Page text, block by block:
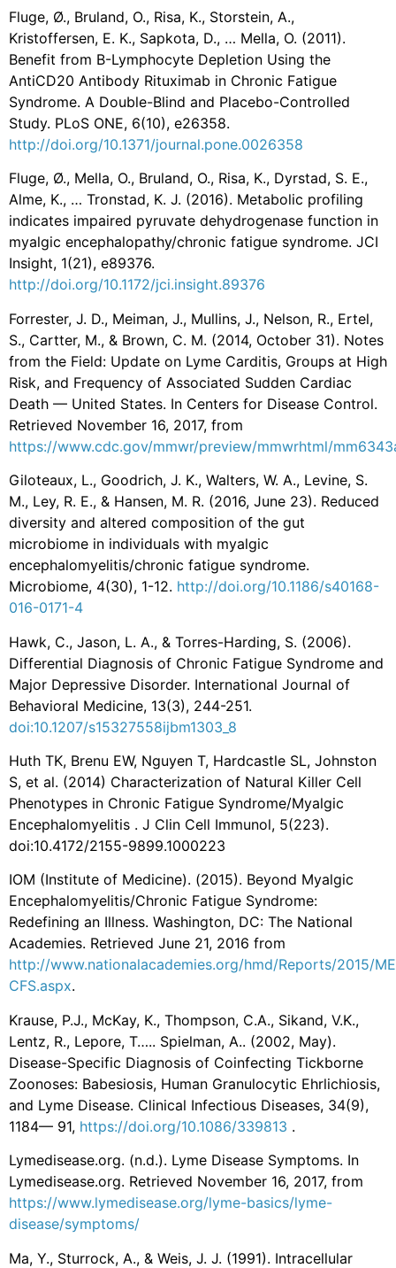
Fluge, Ø., Bruland, O., Risa, K., Storstein, A.,
Kristoffersen, E. K., Sapkota, D., … Mella, O. (2011).
Benefit from B-Lymphocyte Depletion Using the
AntiCD20 Antibody Rituximab in Chronic Fatigue
Syndrome. A Double-Blind and Placebo-Controlled
Study. PLoS ONE, 6(10), e26358.
http://doi.org/10.1371/journal.pone.0026358
Fluge, Ø., Mella, O., Bruland, O., Risa, K., Dyrstad, S. E.,
Alme, K., … Tronstad, K. J. (2016). Metabolic profiling
indicates impaired pyruvate dehydrogenase function in
myalgic encephalopathy/chronic fatigue syndrome. JCI
Insight, 1(21), e89376.
http://doi.org/10.1172/jci.insight.89376
Forrester, J. D., Meiman, J., Mullins, J., Nelson, R., Ertel,
S., Cartter, M., & Brown, C. M. (2014, October 31). Notes
from the Field: Update on Lyme Carditis, Groups at High
Risk, and Frequency of Associated Sudden Cardiac
Death — United States. In Centers for Disease Control.
Retrieved November 16, 2017, from
https://www.cdc.gov/mmwr/preview/mmwrhtml/
Giloteaux, L., Goodrich, J. K., Walters, W. A., Levine, S.
M., Ley, R. E., & Hansen, M. R. (2016, June 23). Reduced
diversity and altered composition of the gut
microbiome in individuals with myalgic
encephalomyelitis/chronic fatigue syndrome.
Microbiome, 4(30), 1-12. http://doi.org/10.1186/s40168-
016-0171-4
Hawk, C., Jason, L. A., & Torres-Harding, S. (2006).
Differential Diagnosis of Chronic Fatigue Syndrome and
Major Depressive Disorder. International Journal of
Behavioral Medicine, 13(3), 244-251.
doi:10.1207/s15327558ijbm1303_8
Huth TK, Brenu EW, Nguyen T, Hardcastle SL, Johnston
S, et al. (2014) Characterization of Natural Killer Cell
Phenotypes in Chronic Fatigue Syndrome/Myalgic
Encephalomyelitis . J Clin Cell Immunol, 5(223).
doi:10.4172/2155-9899.1000223
IOM (Institute of Medicine). (2015). Beyond Myalgic
Encephalomyelitis/Chronic Fatigue Syndrome:
Redefining an Illness. Washington, DC: The National
Academies. Retrieved June 21, 2016 from
http://www.nationalacademies.org/hmd/Reports/2015/
CFS.aspx.
Krause, P.J., McKay, K., Thompson, C.A., Sikand, V.K.,
Lentz, R., Lepore, T….. Spielman, A.. (2002, May).
Disease-Specific Diagnosis of Coinfecting Tickborne
Zoonoses: Babesiosis, Human Granulocytic Ehrlichiosis,
and Lyme Disease. Clinical Infectious Diseases, 34(9),
1184— 91, https://doi.org/10.1086/339813 .
Lymedisease.org. (n.d.). Lyme Disease Symptoms. In
Lymedisease.org. Retrieved November 16, 2017, from
https://www.lymedisease.org/lyme-basics/lyme-
disease/symptoms/
Ma, Y., Sturrock, A., & Weis, J. J. (1991). Intracellular